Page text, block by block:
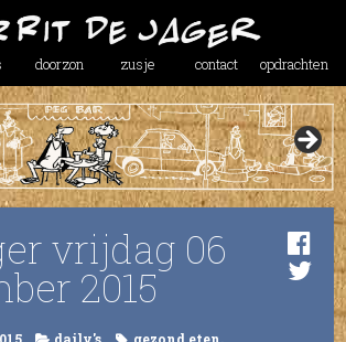
doorzon zusje contact opdrachten
vrijdag 06
2015